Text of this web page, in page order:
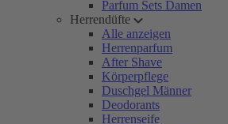
Parfum Sets Damen
Herrendüfte
Alle anzeigen
Herrenparfum
After Shave
Körperpflege
Duschgel Männer
Deodorants
Herrenseife